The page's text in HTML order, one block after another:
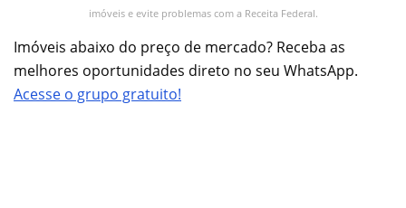
imóveis e evite problemas com a Receita Federal.
Imóveis abaixo do preço de mercado? Receba as
melhores oportunidades direto no seu WhatsApp.
Acesse o grupo gratuito!